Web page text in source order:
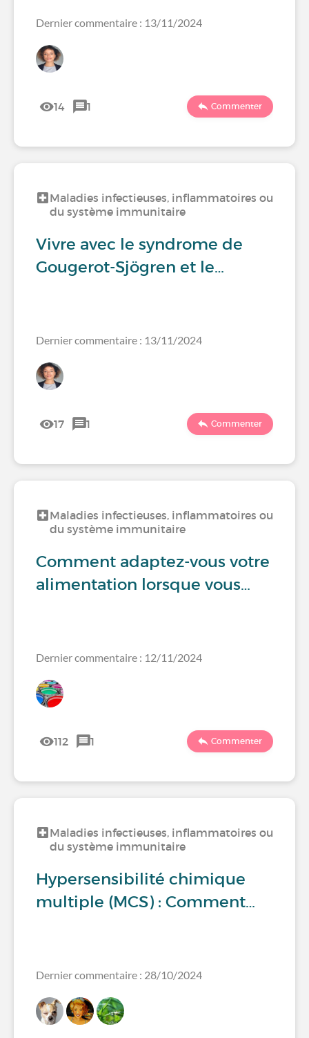
Dernier commentaire : 13/11/2024
14 1 Commenter
Maladies infectieuses, inflammatoires ou
du système immunitaire
Vivre avec le syndrome de
Gougerot-Sjögren et le…
Dernier commentaire : 13/11/2024
17 1 Commenter
Maladies infectieuses, inflammatoires ou
du système immunitaire
Comment adaptez-vous votre
alimentation lorsque vous…
Dernier commentaire : 12/11/2024
112 1 Commenter
Maladies infectieuses, inflammatoires ou
du système immunitaire
Hypersensibilité chimique
multiple (MCS) : Comment…
Dernier commentaire : 28/10/2024